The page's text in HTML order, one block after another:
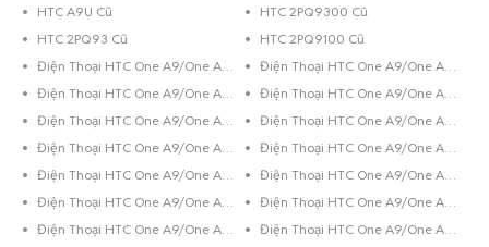
qua sử dụng và muốn bán, hãy chụp hình lại và đăng tin rao bán ngay
trên Chợ Tốt.
Chúc các bạn có trải nghiệm mua bán
điện thoại cũtuyệt vời trên Chợ
Tốt.
HTC A9U Cũ
HTC 2PQ9300 Cũ
HTC 2PQ93 Cũ
HTC 2PQ9100 Cũ
Điện Thoại HTC One A9/One A9s Đen Bóng
Điện Thoại HTC One A9/One A9s 8GB Đen
Điện Thoại HTC One A9/One A9s 32GB Xanh Dương
Điện Thoại HTC One A9/One A9s 32GB Vàng Hồng
Điện Thoại HTC One A9/One A9s 32GB Vàng
Điện Thoại HTC One A9/One A9s 32GB Trắng
Điện Thoại HTC One A9/One A9s 32GB Hồng
Điện Thoại HTC One A9/One A9s 32GB Đen Bóng
Điện Thoại HTC One A9/One A9s 32GB Bạc
Điện Thoại HTC One A9/One A9s 16GB Xanh Dương
Điện Thoại HTC One A9/One A9s 16GB Xám
Điện Thoại HTC One A9/One A9s 16GB Vàng Hồng
Điện Thoại HTC One A9/One A9s 16GB Vàng
Điện Thoại HTC One A9/One A9s 16GB Trắng